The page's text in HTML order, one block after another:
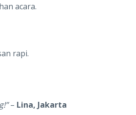
acara.
rapi.
– Lina, Jakarta